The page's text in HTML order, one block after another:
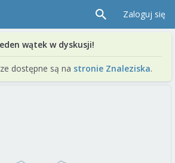
Zaloguj się
wątek w dyskusji!
dostępne są na stronie Znaleziska.